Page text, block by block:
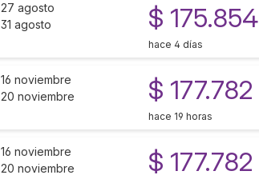
27 agosto
31 agosto
$ 175.854
hace 4 días
16 noviembre
20 noviembre
$ 177.782
hace 19 horas
16 noviembre
20 noviembre
$ 177.782